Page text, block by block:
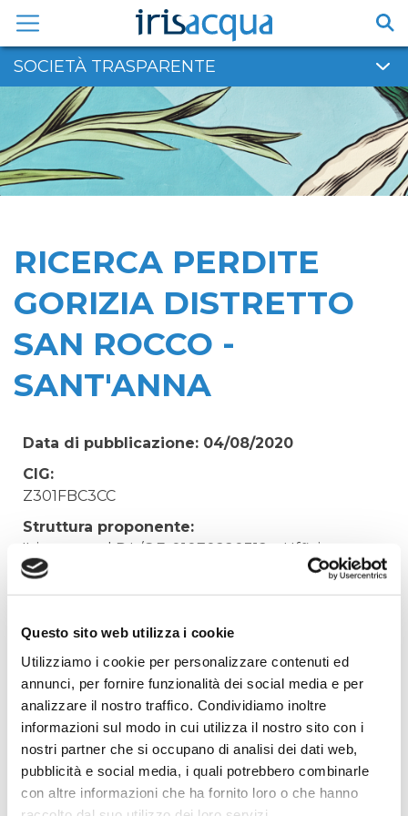
Questo sito web utilizza i cookie
Utilizziamo i cookie per personalizzare contenuti ed
annunci, per fornire funzionalità dei social media e per
analizzare il nostro traffico. Condividiamo inoltre
informazioni sul modo in cui utilizza il nostro sito con i
nostri partner che si occupano di analisi dei dati web,
pubblicità e social media, i quali potrebbero combinarle
con altre informazioni che ha fornito loro o che hanno
contenuto
SOCIETÀ TRASPARENTE
RICERCA PERDITE
GORIZIA DISTRETTO
SAN ROCCO -
SANT'ANNA
Data di pubblicazione: 04/08/2020
CIG:
Z301FBC3CC
Struttura proponente:
'Irisacqua srl P.I./C.F. 01070220312. - Ufficio
Tecnico
Oggetto:
RICERCA PERDITE GORIZIA DISTRETTO SAN
ROCCO - SANT'ANNA
Elenco operatori invitati:
Codice Fiscale:
Procedura di scelta:
Affidamento ai sensi del Regolamento Generale
Aziendale per Lavori Servizi e Forniture